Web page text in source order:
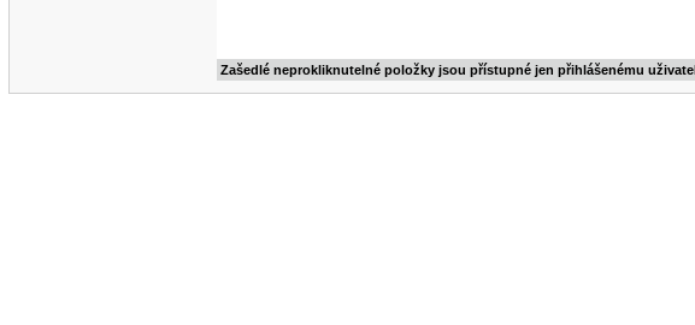
Zašedlé neprokliknutelné položky jsou přístupné jen přihlášenému